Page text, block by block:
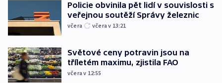
Policie obvinila pět lidí v souvislosti s
veřejnou soutěží Správy železnic
včera včera v 13:21
Světové ceny potravin jsou na
tříletém maximu, zjistila FAO
včera v 12:55